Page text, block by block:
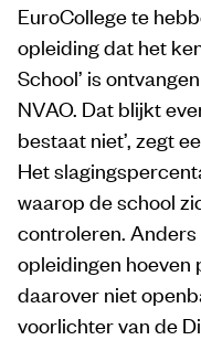
EuroCollege te
opleiding dat het
School’ is
NVAO. Dat blijkt
bestaat niet’, zegt
Het
waarop de school
controleren.
opleidingen
daarover niet
voorlichter van de